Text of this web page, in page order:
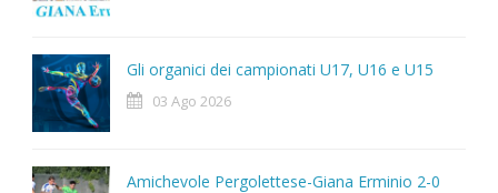
Gli organici dei campionati U17, U16 e U15
03 Ago 2026
Amichevole Pergolettese-Giana Erminio 2-0